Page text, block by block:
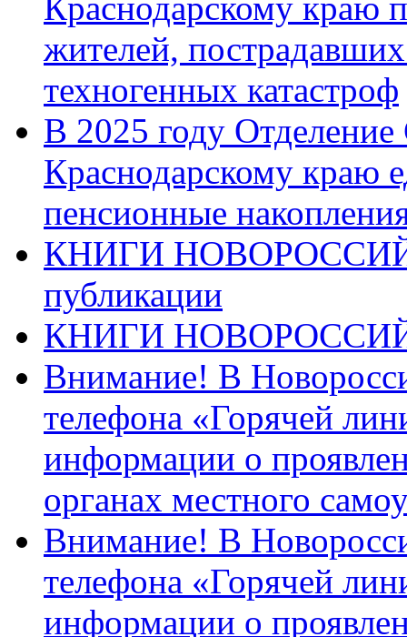
Краснодарскому краю
жителей,
техногенных катастроф
В 2025 году
Краснодарскому краю
пенсионные
КНИГИ
публикации
КНИГИ
Внимание! В
телефона «Горячей
информации о
органах местного
Внимание! В
телефона «Горячей
информации о